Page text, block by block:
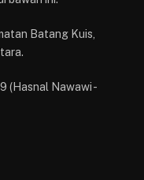
Batang Kuis,
(Hasnal Nawawi -